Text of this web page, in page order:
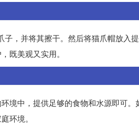
，并将其擦干。然后将猫爪帽放入
既美观又实用。
境中，提供足够的食物和水源即可。
环境。